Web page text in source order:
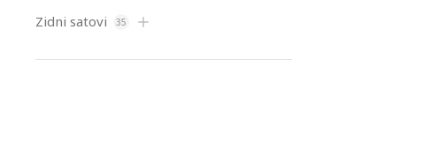
Zidni satovi 35